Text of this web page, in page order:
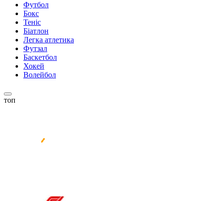
Футбол
Бокс
Теніс
Біатлон
Легка атлетика
Футзал
Баскетбол
Хокей
Волейбол
топ